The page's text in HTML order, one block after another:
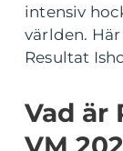
intensiv
världen.
Resultat
Vad är